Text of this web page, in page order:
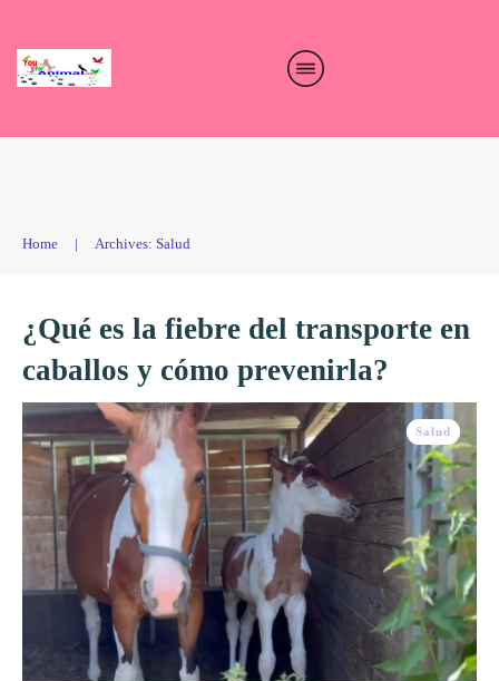
Home | Archives: Salud
¿Qué es la fiebre del transporte en
caballos y cómo prevenirla?
Salud